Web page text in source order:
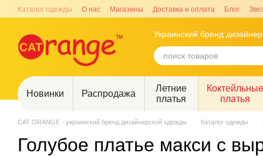
Перейти к основному контенту
Каталог одежды О нас Магазины Доставка и оплата Блог
Украинский бренд
Новинки Распродажа
Летние
платья
платья
CAT ORANGE - украинский бренд дизайнерской одежды Каталог одежды
Голубое платье макси с